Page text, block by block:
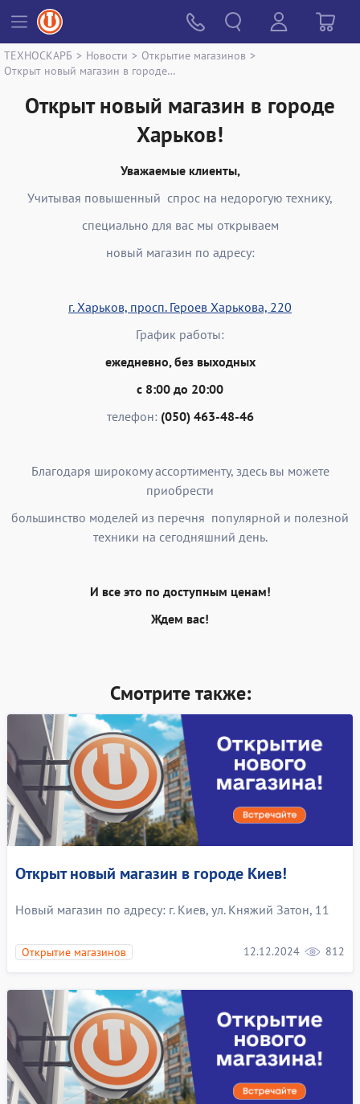
ТЕХНОСКАРБ > Новости > Открытие магазинов >
Открыт новый магазин в городе Харьков!
Открыт новый магазин в городе
Харьков!
Уважаемые клиенты,
Учитывая повышенный спрос на недорогую технику,
специально для вас мы открываем
новый магазин по адресу:
г. Харьков, просп. Героев Харькова, 220
График работы:
ежедневно, без выходных
с 8:00 до 20:00
телефон: (050) 463-48-46
Благодаря широкому ассортименту, здесь вы можете
приобрести
большинство моделей из перечня популярной и полезной
техники на сегодняшний день.
И все это по доступным ценам!
Ждем вас!
Смотрите также:
Открыт новый магазин в городе Киев!
Новый магазин по адресу: г. Киев, ул. Княжий Затон, 11
Открытие магазинов 12.12.2024 812